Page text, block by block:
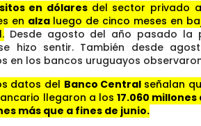
en dólares del sector privado
en alza luego de cinco meses en
Desde agosto del año pasado la
hizo sentir. También desde
en los bancos uruguayos
datos del Banco Central señalan
llegaron a los 17.060
más que a fines de junio.